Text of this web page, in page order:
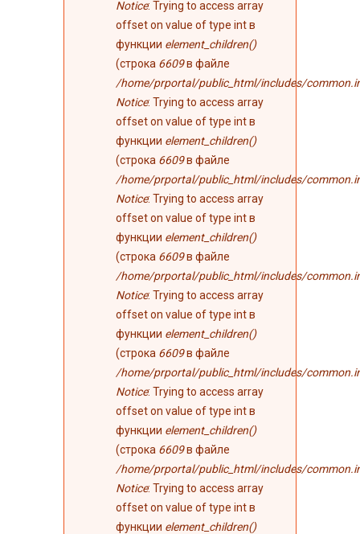
Notice: Trying to access array
offset on value of type int в
функции element_children()
(строка 6609в файле
/home/prportal/public_html/includes/
Notice: Trying to access array
offset on value of type int в
функции element_children()
(строка 6609в файле
/home/prportal/public_html/includes/
Notice: Trying to access array
offset on value of type int в
функции element_children()
(строка 6609в файле
/home/prportal/public_html/includes/
Notice: Trying to access array
offset on value of type int в
функции element_children()
(строка 6609в файле
/home/prportal/public_html/includes/
Notice: Trying to access array
offset on value of type int в
функции element_children()
(строка 6609в файле
/home/prportal/public_html/includes/
Notice: Trying to access array
offset on value of type int в
функции element_children()